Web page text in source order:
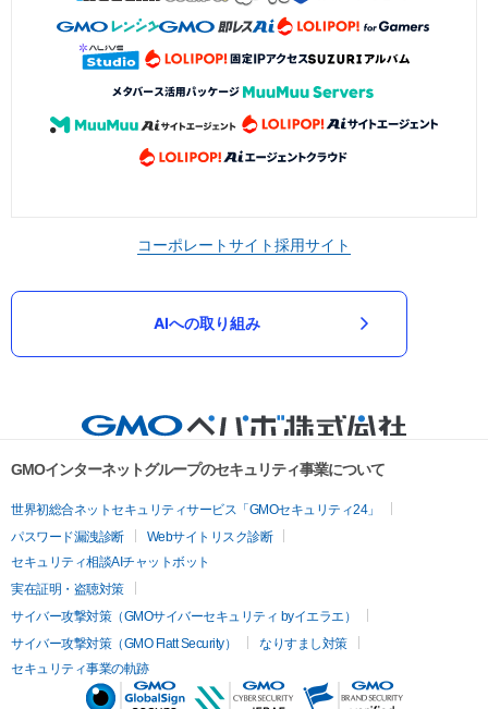
コーポレートサイト採用サイト
AIへの取り組み
GMOインターネットグループのセキュリティ事業について
世界初総合ネットセキュリティサービス「GMOセキュリティ24」
パスワード漏洩診断
Webサイトリスク診断
セキュリティ相談AIチャットボット
実在証明・盗聴対策
サイバー攻撃対策（GMOサイバーセキュリティ byイエラエ）
サイバー攻撃対策（GMO Flatt Security）
なりすまし対策
セキュリティ事業の軌跡